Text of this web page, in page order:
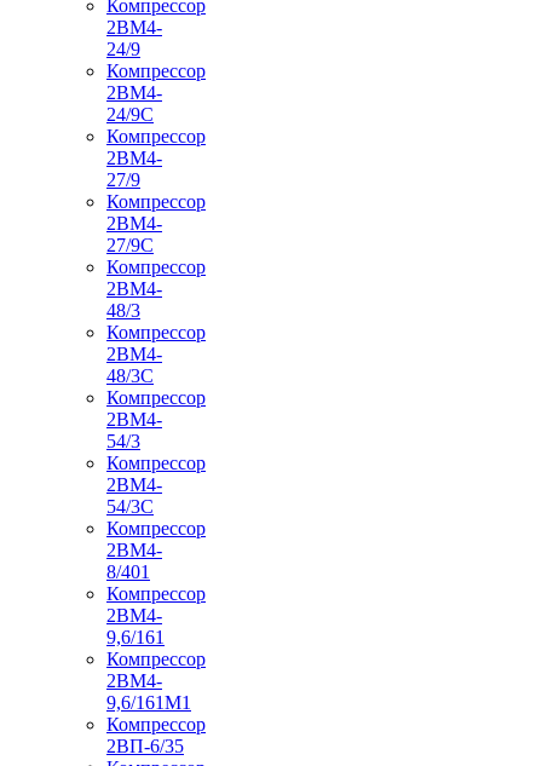
Компрессор
2ВМ4-
24/9
Компрессор
2ВМ4-
24/9С
Компрессор
2ВМ4-
27/9
Компрессор
2ВМ4-
27/9С
Компрессор
2ВМ4-
48/3
Компрессор
2ВМ4-
48/3С
Компрессор
2ВМ4-
54/3
Компрессор
2ВМ4-
54/3С
Компрессор
2ВМ4-
8/401
Компрессор
2ВМ4-
9,6/161
Компрессор
2ВМ4-
9,6/161М1
Компрессор
2ВП-6/35